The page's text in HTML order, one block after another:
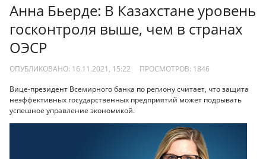
Анна Бьерде: В Казахстане уровень
госконтроля выше, чем в странах
ОЭСР
ОПУБЛИКОВАНО: 16.11.2021, 15:22 ПРОСМОТРОВ: 1846
Вице-президент Всемирного банка по региону считает, что защита
неэффективных государственных предприятий может подрывать
успешное управление экономикой.